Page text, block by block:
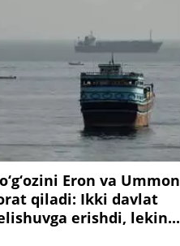
Eron va Ummon
qiladi: Ikki davlat
erishdi, lekin...